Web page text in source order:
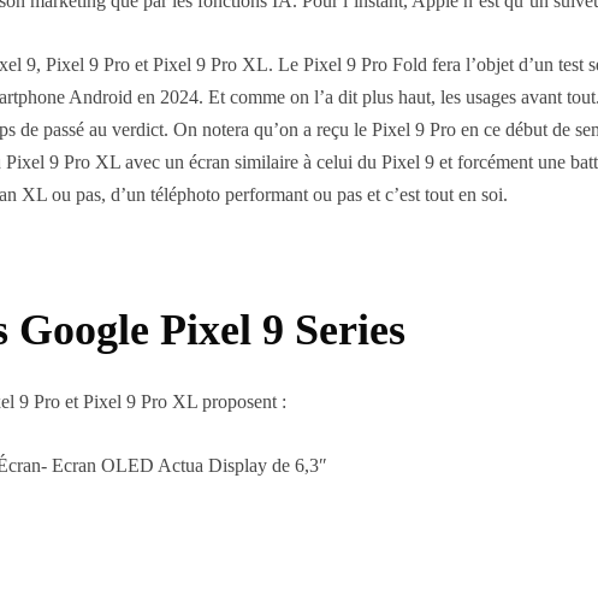
9, Pixel 9 Pro et Pixel 9 Pro XL. Le Pixel 9 Pro Fold fera l’objet d’un test
Android en 2024. Et comme on l’a dit plus haut, les usages avant
de passé au verdict. On notera qu’on a reçu le Pixel 9 Pro en ce début de
9 Pro XL avec un écran similaire à celui du Pixel 9 et forcément une
XL ou pas, d’un téléphoto performant ou pas et c’est tout en soi.
Pixel 9 Series
9 Pro et Pixel 9 Pro XL proposent :
Ecran OLED Actua Display de 6,3″